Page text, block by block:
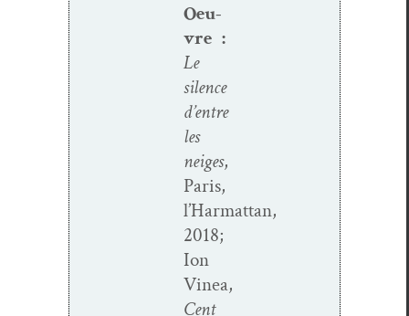
Oeu­
vre :
Le
silence
d’entre
les
neiges,
Paris,
l’Harmattan,
2018;
Ion
Vinea,
Cent